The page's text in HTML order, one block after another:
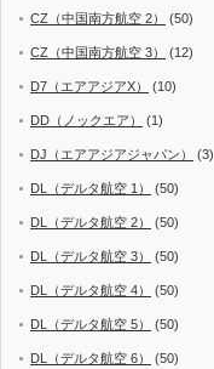
CZ（中国南方航空 2） (50)
CZ（中国南方航空 3） (12)
D7（エアアジアX） (10)
DD（ノックエア） (1)
DJ（エアアジアジャパン） (3)
DL（デルタ航空 1） (50)
DL（デルタ航空 2） (50)
DL（デルタ航空 3） (50)
DL（デルタ航空 4） (50)
DL（デルタ航空 5） (50)
DL（デルタ航空 6） (50)